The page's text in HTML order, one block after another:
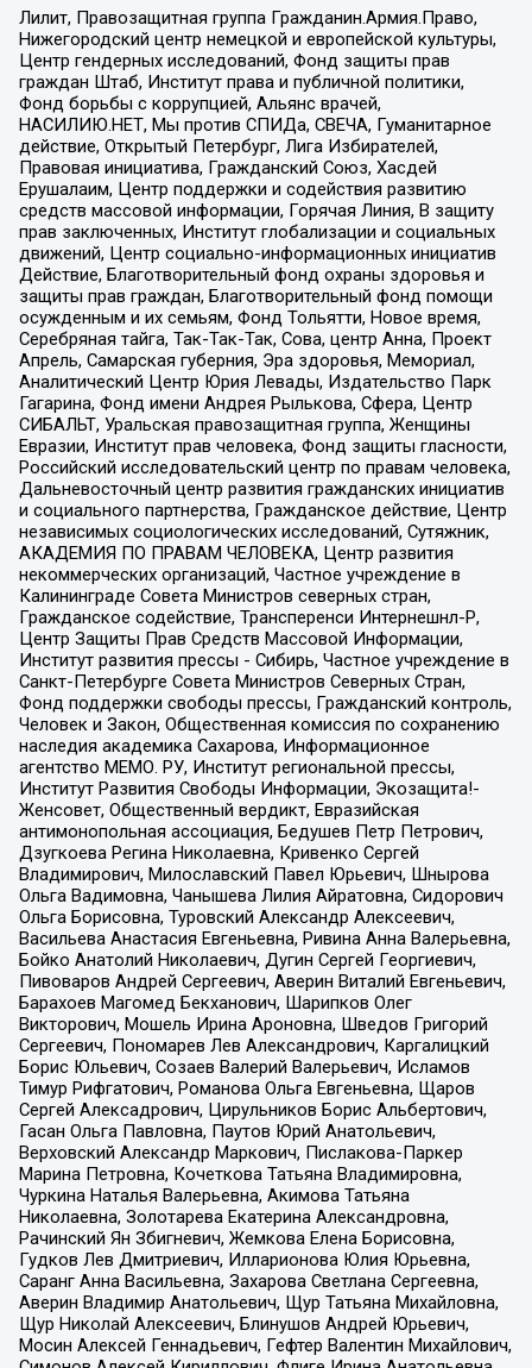
Лилит, Правозащитная группа Гражданин.Армия.Право,
Нижегородский центр немецкой и европейской культуры,
Центр гендерных исследований, Фонд защиты прав
граждан Штаб, Институт права и публичной политики,
Фонд борьбы с коррупцией, Альянс врачей,
НАСИЛИЮ.НЕТ, Мы против СПИДа, СВЕЧА, Гуманитарное
действие, Открытый Петербург, Лига Избирателей,
Правовая инициатива, Гражданский Союз, Хасдей
Ерушалаим, Центр поддержки и содействия развитию
средств массовой информации, Горячая Линия, В защиту
прав заключенных, Институт глобализации и социальных
движений, Центр социально-информационных инициатив
Действие, Благотворительный фонд охраны здоровья и
защиты прав граждан, Благотворительный фонд помощи
осужденным и их семьям, Фонд Тольятти, Новое время,
Серебряная тайга, Так-Так-Так, Сова, центр Анна, Проект
Апрель, Самарская губерния, Эра здоровья, Мемориал,
Аналитический Центр Юрия Левады, Издательство Парк
Гагарина, Фонд имени Андрея Рылькова, Сфера, Центр
СИБАЛЬТ, Уральская правозащитная группа, Женщины
Евразии, Институт прав человека, Фонд защиты гласности,
Российский исследовательский центр по правам человека,
Дальневосточный центр развития гражданских инициатив
и социального партнерства, Гражданское действие, Центр
независимых социологических исследований, Сутяжник,
АКАДЕМИЯ ПО ПРАВАМ ЧЕЛОВЕКА, Центр развития
некоммерческих организаций, Частное учреждение в
Калининграде Совета Министров северных стран,
Гражданское содействие, Трансперенси Интернешнл-Р,
Центр Защиты Прав Средств Массовой Информации,
Институт развития прессы - Сибирь, Частное учреждение в
Санкт-Петербурге Совета Министров Северных Стран,
Фонд поддержки свободы прессы, Гражданский контроль,
Человек и Закон, Общественная комиссия по сохранению
наследия академика Сахарова, Информационное
агентство МЕМО. РУ, Институт региональной прессы,
Институт Развития Свободы Информации, Экозащита!-
Женсовет, Общественный вердикт, Евразийская
антимонопольная ассоциация, Бедушев Петр Петрович,
Дзугкоева Регина Николаевна, Кривенко Сергей
Владимирович, Милославский Павел Юрьевич, Шнырова
Ольга Вадимовна, Чанышева Лилия Айратовна, Сидорович
Ольга Борисовна, Туровский Александр Алексеевич,
Васильева Анастасия Евгеньевна, Ривина Анна Валерьевна,
Бойко Анатолий Николаевич, Дугин Сергей Георгиевич,
Пивоваров Андрей Сергеевич, Аверин Виталий Евгеньевич,
Барахоев Магомед Бекханович, Шарипков Олег
Викторович, Мошель Ирина Ароновна, Шведов Григорий
Сергеевич, Пономарев Лев Александрович, Каргалицкий
Борис Юльевич, Созаев Валерий Валерьевич, Исламов
Тимур Рифгатович, Романова Ольга Евгеньевна, Щаров
Сергей Алексадрович, Цирульников Борис Альбертович,
Гасан Ольга Павловна, Паутов Юрий Анатольевич,
Верховский Александр Маркович, Пислакова-Паркер
Марина Петровна, Кочеткова Татьяна Владимировна,
Чуркина Наталья Валерьевна, Акимова Татьяна
Николаевна, Золотарева Екатерина Александровна,
Рачинский Ян Збигневич, Жемкова Елена Борисовна,
Гудков Лев Дмитриевич, Илларионова Юлия Юрьевна,
Саранг Анна Васильевна, Захарова Светлана Сергеевна,
Аверин Владимир Анатольевич, Щур Татьяна Михайловна,
Щур Николай Алексеевич, Блинушов Андрей Юрьевич,
Мосин Алексей Геннадьевич, Гефтер Валентин Михайлович,